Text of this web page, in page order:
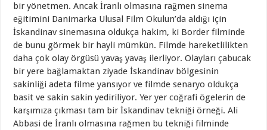
bir yönetmen. Ancak İranlı olmasına rağmen sinema
eğitimini Danimarka Ulusal Film Okulun’da aldığı için
İskandinav sinemasına oldukça hakim, ki Border filminde
de bunu görmek bir hayli mümkün. Filmde hareketlilikten
daha çok olay örgüsü yavaş yavaş ilerliyor. Olayları çabucak
bir yere bağlamaktan ziyade İskandinav bölgesinin
sakinliği adeta filme yansıyor ve filmde senaryo oldukça
basit ve sakin sakin yediriliyor. Yer yer coğrafi ögelerin de
karşımıza çıkması tam bir İskandinav tekniği örneği. Ali
Abbasi de İranlı olmasına rağmen bu tekniği filminde